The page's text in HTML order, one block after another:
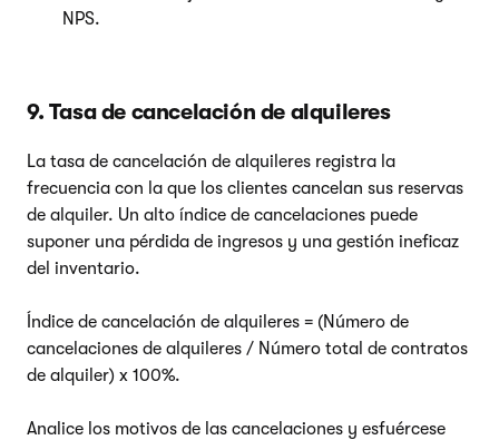
NPS.
9. Tasa de cancelación de alquileres
La tasa de cancelación de alquileres registra la
frecuencia con la que los clientes cancelan sus reservas
de alquiler. Un alto índice de cancelaciones puede
suponer una pérdida de ingresos y una gestión ineficaz
del inventario.
Índice de cancelación de alquileres = (Número de
cancelaciones de alquileres / Número total de contratos
de alquiler) x 100%.
Analice los motivos de las cancelaciones y esfuércese